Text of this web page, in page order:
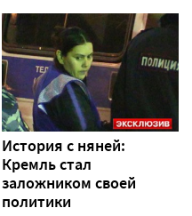
История с няней:
Кремль стал
заложником своей
политики